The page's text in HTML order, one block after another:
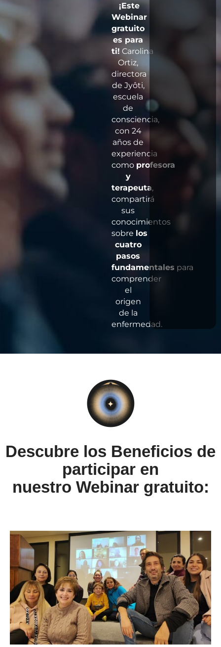
¡Este
Webinar
gratuito
es para
ti! Carolina
Ortiz,
directora
de Jyôti,
escuela
de
consciencia,
con 24
años de
experiencia
como profesora
y
terapeuta,
compartirá
sus
conocimientos
sobre los
cuatro
pasos
fundamentales para
comprender
el
origen
de la
enfermedad.
Descubre los Beneficios de
participar en
nuestro Webinar gratuito: